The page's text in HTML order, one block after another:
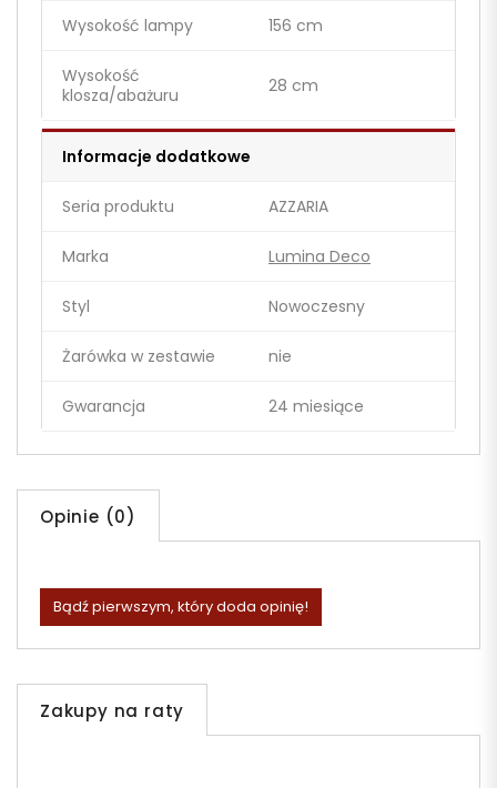
Wysokość lampy 156 cm
Wysokość
klosza/abażuru
28 cm
Informacje dodatkowe
Seria produktu AZZARIA
Marka Lumina Deco
Styl Nowoczesny
Żarówka w zestawie nie
Gwarancja 24 miesiące
Opinie (0)
Bądź pierwszym, który doda opinię!
Zakupy na raty